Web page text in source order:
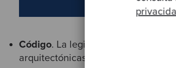
Código. La legibilidad y
arquitectónicas que ya se han